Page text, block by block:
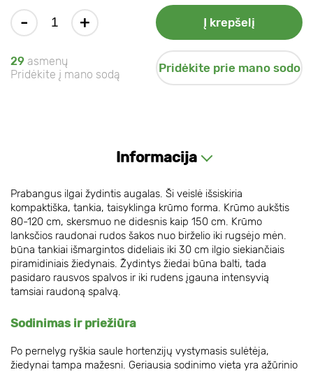
- + Į krepšelį
29 asmenų
Pridėkite į mano sodą
Pridėkite prie mano sodo
Informacija
Prabangus ilgai žydintis augalas. Ši veislė išsiskiria
kompaktiška, tankia, taisyklinga krūmo forma. Krūmo aukštis
80-120 cm, skersmuo ne didesnis kaip 150 cm. Krūmo
lanksčios raudonai rudos šakos nuo birželio iki rugsėjo mėn.
būna tankiai išmargintos dideliais iki 30 cm ilgio siekiančiais
piramidiniais žiedynais. Žydintys žiedai būna balti, tada
pasidaro rausvos spalvos ir iki rudens įgauna intensyvią
tamsiai raudoną spalvą.
Sodinimas ir priežiūra
Po pernelyg ryškia saule hortenzijų vystymasis sulėtėja,
žiedynai tampa mažesni. Geriausia sodinimo vieta yra ažūrinio